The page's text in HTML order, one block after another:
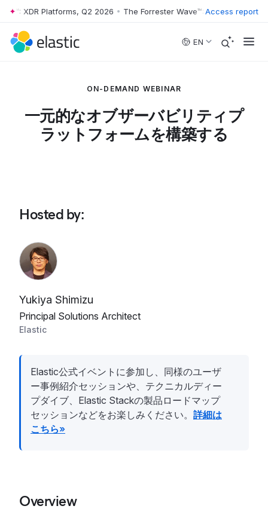
Skip to main content
XDR Platforms, Q2 2026 • The Forrester Wave™: XDR Platforms,
Access report
EN
ON-DEMAND WEBINAR
一元的なオブザーバビリティプ
ラットフォームを構築する
Hosted by:
Yukiya Shimizu
Principal Solutions Architect
Elastic
Elastic公式イベントに参加し、同様のユーザ
ー事例紹介セッションや、テクニカルディー
プダイブ、Elastic Stackの製品ロードマップ
セッションなどをお楽しみください。 詳細は
こちら»
Overview